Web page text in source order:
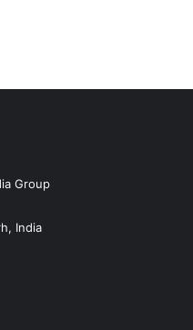
Group
India